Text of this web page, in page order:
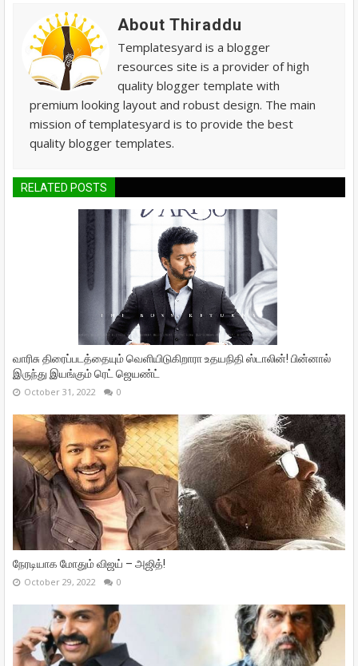
About Thiraddu
Templatesyard is a blogger
resources site is a provider of high
quality blogger template with
premium looking layout and robust design. The main
mission of templatesyard is to provide the best
quality blogger templates.
RELATED POSTS
வாரிசு திரைப்படத்தையும் வெளியிடுகிறாரா உதயநிதி ஸ்டாலின்! பின்னால்
இருந்து இயங்கும் ரெட் ஜெயண்ட்
October 31, 2022 0
நேரடியாக மோதும் விஜய் – அஜித்!
October 29, 2022 0